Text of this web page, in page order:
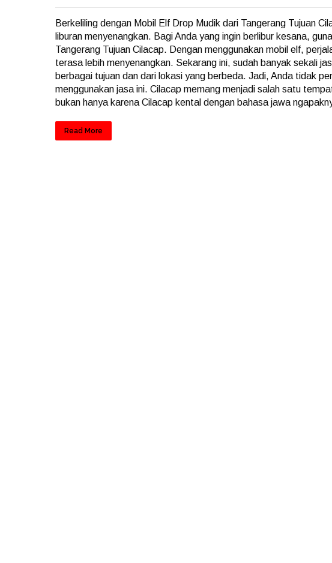
Berkeliling dengan Mobil Elf Drop Mudik dari Tangerang Tujuan
liburan menyenangkan. Bagi Anda yang ingin berlibur kesana,
Tangerang Tujuan Cilacap. Dengan menggunakan mobil elf,
terasa lebih menyenangkan. Sekarang ini, sudah banyak sekali
berbagai tujuan dan dari lokasi yang berbeda. Jadi, Anda tidak
menggunakan jasa ini. Cilacap memang menjadi salah satu
bukan hanya karena Cilacap kental dengan bahasa jawa
Read More